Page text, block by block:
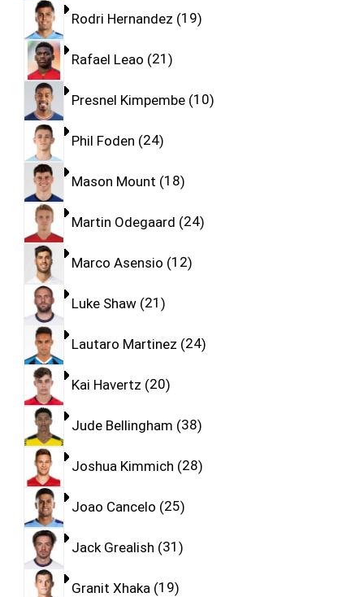
Rodri Hernandez 19
Rafael Leao 21
Presnel Kimpembe 10
Phil Foden 24
Mason Mount 18
Martin Odegaard 24
Marco Asensio 12
Luke Shaw 21
Lautaro Martinez 24
Kai Havertz 20
Jude Bellingham 38
Joshua Kimmich 28
Joao Cancelo 25
Jack Grealish 31
Granit Xhaka 19